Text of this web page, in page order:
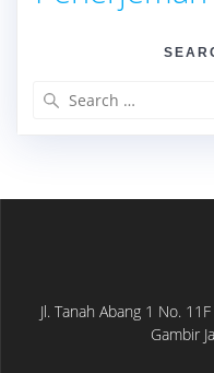
Jl. Tanah Abang 1 No.
Gambir